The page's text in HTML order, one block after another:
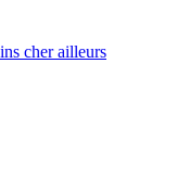
cher ailleurs